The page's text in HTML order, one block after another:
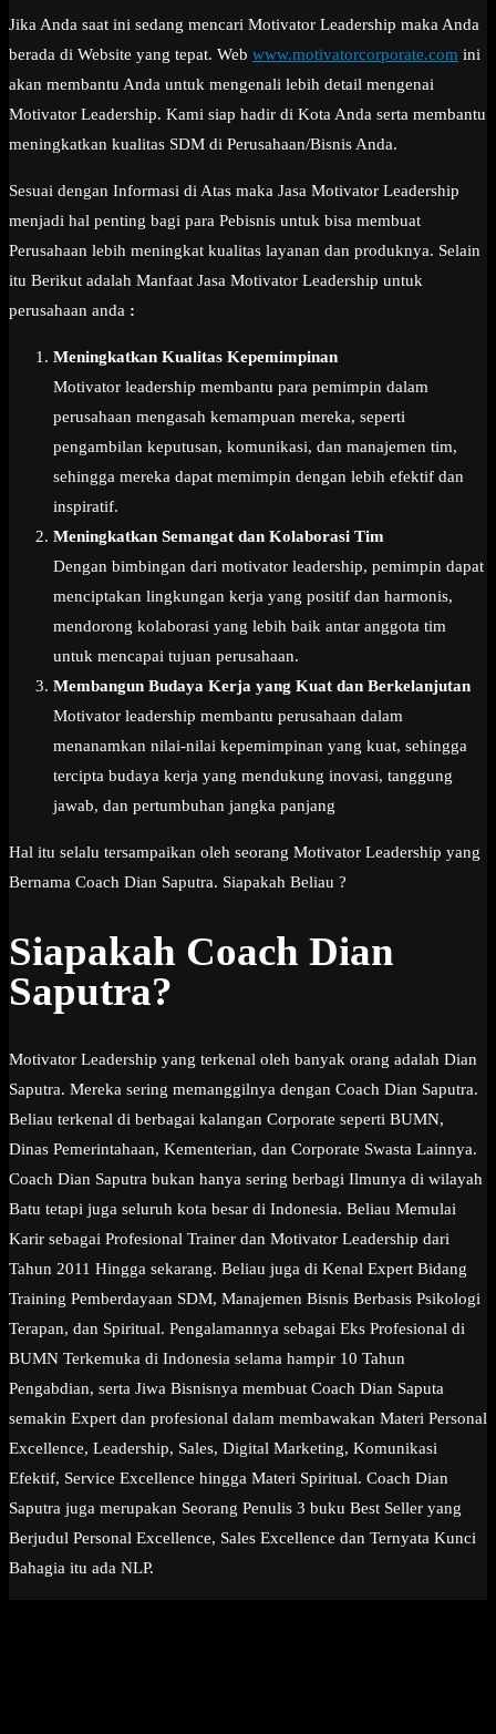
Jika Anda saat ini sedang mencari Motivator Leadership maka Anda
berada di Website yang tepat. Web www.motivatorcorporate.com ini
akan membantu Anda untuk mengenali lebih detail mengenai
Motivator Leadership. Kami siap hadir di Kota Anda serta membantu
meningkatkan kualitas SDM di Perusahaan/Bisnis Anda.
Sesuai dengan Informasi di Atas maka Jasa Motivator Leadership
menjadi hal penting bagi para Pebisnis untuk bisa membuat
Perusahaan lebih meningkat kualitas layanan dan produknya. Selain
itu Berikut adalah Manfaat Jasa Motivator Leadership untuk
perusahaan anda :
Meningkatkan Kualitas Kepemimpinan
Motivator leadership membantu para pemimpin dalam
perusahaan mengasah kemampuan mereka, seperti
pengambilan keputusan, komunikasi, dan manajemen tim,
sehingga mereka dapat memimpin dengan lebih efektif dan
inspiratif.
Meningkatkan Semangat dan Kolaborasi Tim
Dengan bimbingan dari motivator leadership, pemimpin dapat
menciptakan lingkungan kerja yang positif dan harmonis,
mendorong kolaborasi yang lebih baik antar anggota tim
untuk mencapai tujuan perusahaan.
Membangun Budaya Kerja yang Kuat dan Berkelanjutan
Motivator leadership membantu perusahaan dalam
menanamkan nilai-nilai kepemimpinan yang kuat, sehingga
tercipta budaya kerja yang mendukung inovasi, tanggung
jawab, dan pertumbuhan jangka panjang
Hal itu selalu tersampaikan oleh seorang Motivator Leadership yang
Bernama Coach Dian Saputra. Siapakah Beliau ?
Siapakah Coach Dian
Saputra?
Motivator Leadership yang terkenal oleh banyak orang adalah Dian
Saputra. Mereka sering memanggilnya dengan Coach Dian Saputra.
Beliau terkenal di berbagai kalangan Corporate seperti BUMN,
Dinas Pemerintahaan, Kementerian, dan Corporate Swasta Lainnya.
Coach Dian Saputra bukan hanya sering berbagi Ilmunya di wilayah
Batu tetapi juga seluruh kota besar di Indonesia. Beliau Memulai
Karir sebagai Profesional Trainer dan Motivator Leadership dari
Tahun 2011 Hingga sekarang. Beliau juga di Kenal Expert Bidang
Training Pemberdayaan SDM, Manajemen Bisnis Berbasis Psikologi
Terapan, dan Spiritual. Pengalamannya sebagai Eks Profesional di
BUMN Terkemuka di Indonesia selama hampir 10 Tahun
Pengabdian, serta Jiwa Bisnisnya membuat Coach Dian Saputa
semakin Expert dan profesional dalam membawakan Materi Personal
Excellence, Leadership, Sales, Digital Marketing, Komunikasi
Efektif, Service Excellence hingga Materi Spiritual. Coach Dian
Saputra juga merupakan Seorang Penulis 3 buku Best Seller yang
Berjudul Personal Excellence, Sales Excellence dan Ternyata Kunci
Bahagia itu ada NLP.